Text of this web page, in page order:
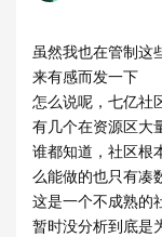
虽然我也在管制这
来有感而发一下
怎么说呢，七亿社
有几个在资源区大
谁都知道，社区根
么能做的也只有凑
这是一个不成熟的
暂时没分析到底是